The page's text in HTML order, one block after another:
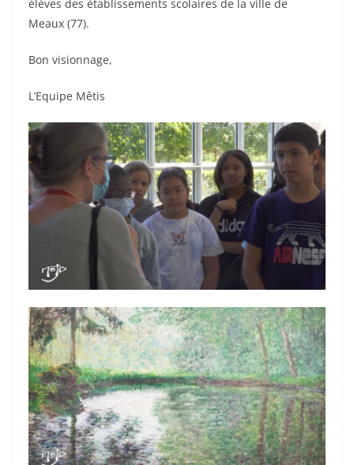
élèves des établissements scolaires de la ville de
Meaux (77).
Bon visionnage,
L’Equipe Mêtis